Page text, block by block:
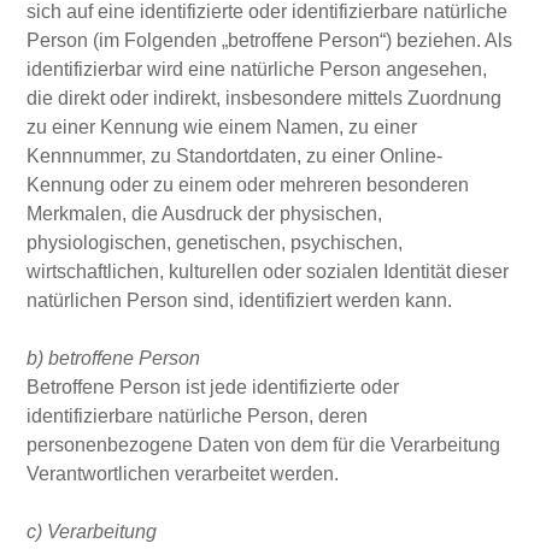
sich auf eine identifizierte oder identifizierbare natürliche
Person (im Folgenden „betroffene Person“) beziehen. Als
identifizierbar wird eine natürliche Person angesehen,
die direkt oder indirekt, insbesondere mittels Zuordnung
zu einer Kennung wie einem Namen, zu einer
Kennnummer, zu Standortdaten, zu einer Online-
Kennung oder zu einem oder mehreren besonderen
Merkmalen, die Ausdruck der physischen,
physiologischen, genetischen, psychischen,
wirtschaftlichen, kulturellen oder sozialen Identität dieser
natürlichen Person sind, identifiziert werden kann.
b) betroffene Person
Betroffene Person ist jede identifizierte oder
identifizierbare natürliche Person, deren
personenbezogene Daten von dem für die Verarbeitung
Verantwortlichen verarbeitet werden.
c) Verarbeitung